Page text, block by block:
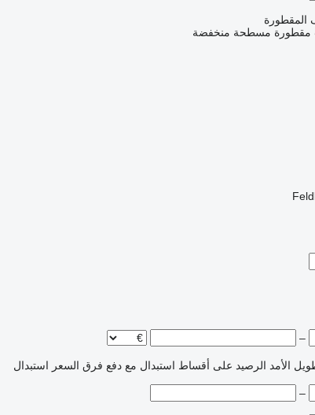
المقطورة
مقطورة مسطحة منخفضة
–
الأمد الرصيد على أقساط استبدال مع دفع فرق السعر استبدال
–